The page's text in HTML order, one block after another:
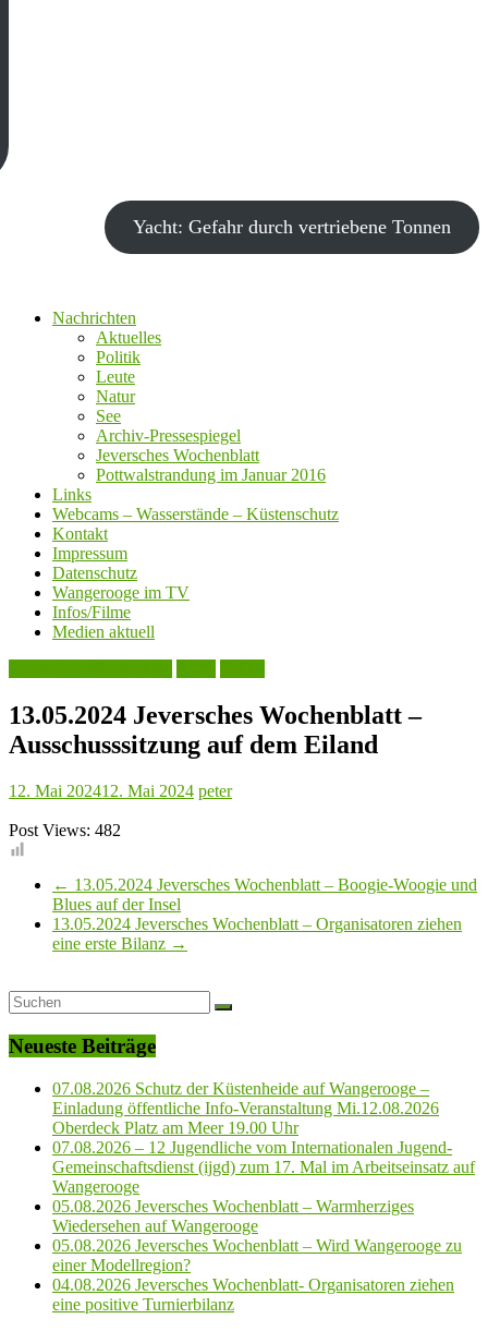
Yacht: Gefahr durch vertriebene Tonnen
Nachrichten
Aktuelles
Politik
Leute
Natur
See
Archiv-Pressespiegel
Jeversches Wochenblatt
Pottwalstrandung im Januar 2016
Links
Webcams – Wasserstände – Küstenschutz
Kontakt
Impressum
Datenschutz
Wangerooge im TV
Infos/Filme
Medien aktuell
13.05.2024 Jeversches Wochenblatt –
Ausschusssitzung auf dem Eiland
12. Mai 202412. Mai 2024 peter
Post Views: 482
← 13.05.2024 Jeversches Wochenblatt – Boogie-Woogie und
Blues auf der Insel
13.05.2024 Jeversches Wochenblatt – Organisatoren ziehen
eine erste Bilanz →
Neueste Beiträge
07.08.2026 Schutz der Küstenheide auf Wangerooge –
Einladung öffentliche Info-Veranstaltung Mi.12.08.2026
Oberdeck Platz am Meer 19.00 Uhr
07.08.2026 – 12 Jugendliche vom Internationalen Jugend-
Gemeinschaftsdienst (ijgd) zum 17. Mal im Arbeitseinsatz auf
Wangerooge
05.08.2026 Jeversches Wochenblatt – Warmherziges
Wiedersehen auf Wangerooge
05.08.2026 Jeversches Wochenblatt – Wird Wangerooge zu
einer Modellregion?
04.08.2026 Jeversches Wochenblatt- Organisatoren ziehen
eine positive Turnierbilanz